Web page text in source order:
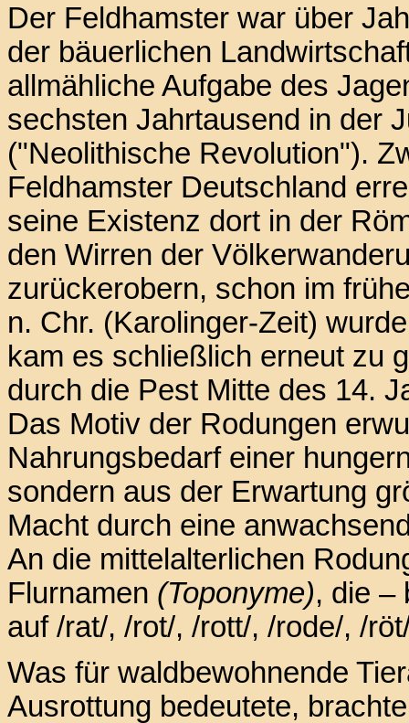
Der Feldhamster war über
der bäuerlichen
allmähliche Aufgabe des
sechsten Jahrtausend in der
("Neolithische Revolution").
Feldhamster Deutschland
seine Existenz dort in der
den Wirren der
zurückerobern, schon im
n. Chr. (Karolinger-Zeit)
kam es schließlich erneut zu
durch die Pest Mitte des 14.
Das Motiv der Rodungen
Nahrungsbedarf einer
sondern aus der Erwartung
Macht durch eine
An die mittelalterlichen
Flurnamen (Toponyme), die –
auf /rat/, /rot/, /rott/, /rode/, /
Was für waldbewohnende
Ausrottung bedeutete,